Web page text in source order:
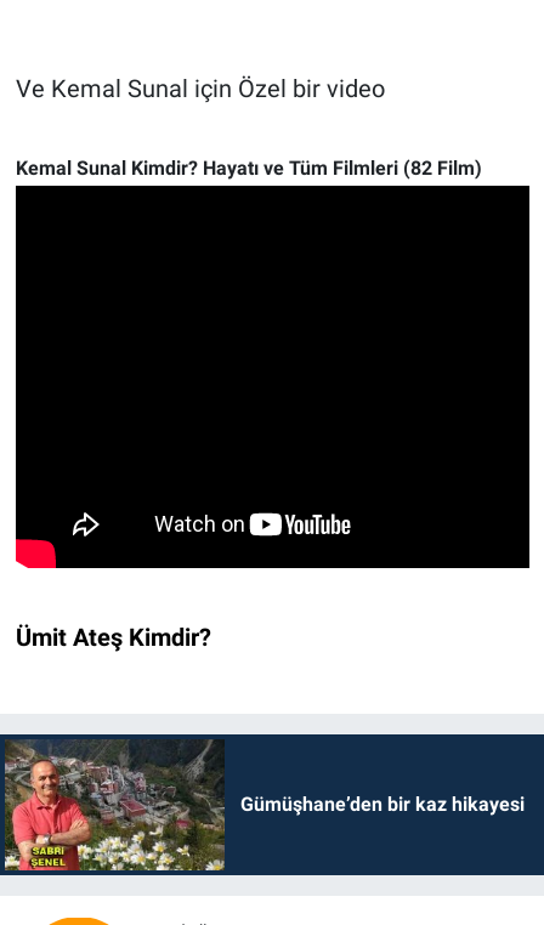
Ve Kemal Sunal için Özel bir video
Kemal Sunal Kimdir? Hayatı ve Tüm Filmleri (82 Film)
Ümit Ateş Kimdir?
Gümüşhane’den bir kaz hikayesi